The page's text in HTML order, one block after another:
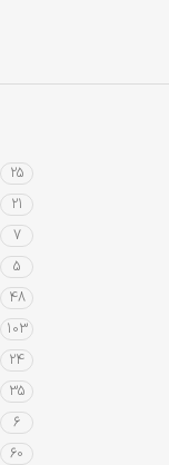
25
21
7
5
48
103
24
35
6
60